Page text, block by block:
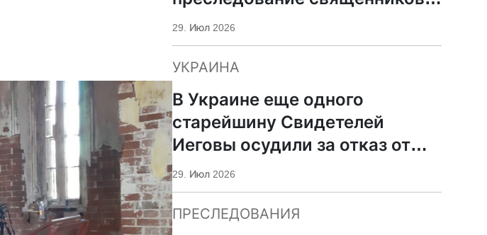
ПЦУ
29. Июл 2026
УКРАИНА
В Украине еще одного
старейшину Свидетелей
Иеговы осудили за отказ от
мобилизации
29. Июл 2026
ПРЕСЛЕДОВАНИЯ